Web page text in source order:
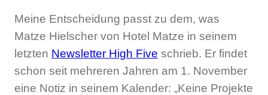
Meine Entscheidung passt zu dem, was
Matze Hielscher von Hotel Matze in seinem
letzten Newsletter High Five schrieb. Er findet
schon seit mehreren Jahren am 1. November
eine Notiz in seinem Kalender: „Keine Projekte